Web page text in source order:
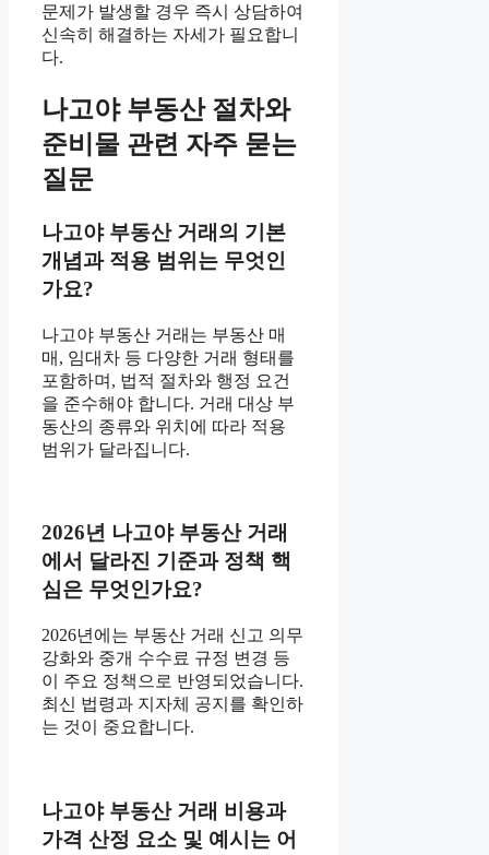
문제가 발생할 경우 즉시 상담하여
신속히 해결하는 자세가 필요합니
다.
나고야 부동산 절차와
준비물 관련 자주 묻는
질문
나고야 부동산 거래의 기본
개념과 적용 범위는 무엇인
가요?
나고야 부동산 거래는 부동산 매
매, 임대차 등 다양한 거래 형태를
포함하며, 법적 절차와 행정 요건
을 준수해야 합니다. 거래 대상 부
동산의 종류와 위치에 따라 적용
범위가 달라집니다.
2026년 나고야 부동산 거래
에서 달라진 기준과 정책 핵
심은 무엇인가요?
2026년에는 부동산 거래 신고 의무
강화와 중개 수수료 규정 변경 등
이 주요 정책으로 반영되었습니다.
최신 법령과 지자체 공지를 확인하
는 것이 중요합니다.
나고야 부동산 거래 비용과
가격 산정 요소 및 예시는 어